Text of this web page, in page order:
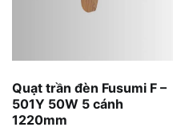
Quạt trần đèn Fusumi F –
501Y 50W 5 cánh
1220mm